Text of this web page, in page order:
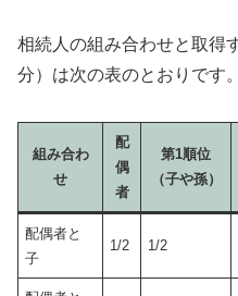
相続人の組み合わせと取得
分）は次の表のとおりです。
組み合わ
せ
配
偶
者
第1順位
（子や孫）
配偶者と
子
1/2 1/2